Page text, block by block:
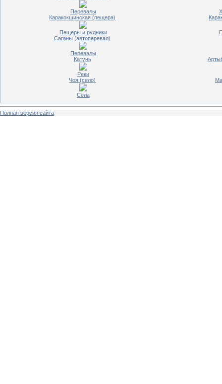
Перевалы
Каракокшинская (пещера)
Пещеры и рудники
Саганы (автоперевал)
Перевалы
Катунь
Реки
Чоя (село)
Сёла
Полная версия сайта